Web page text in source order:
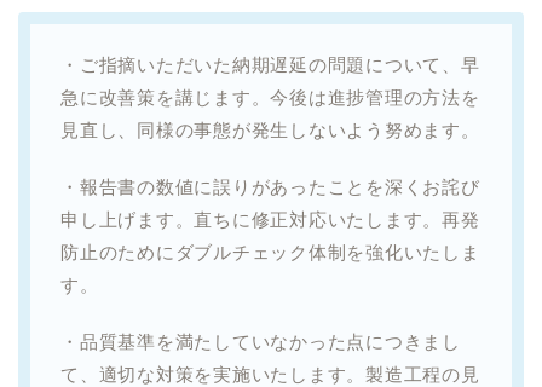
・ご指摘いただいた納期遅延の問題について、早
急に改善策を講じます。今後は進捗管理の方法を
見直し、同様の事態が発生しないよう努めます。
・報告書の数値に誤りがあったことを深くお詫び
申し上げます。直ちに修正対応いたします。再発
防止のためにダブルチェック体制を強化いたしま
す。
・品質基準を満たしていなかった点につきまし
て、適切な対策を実施いたします。製造工程の見